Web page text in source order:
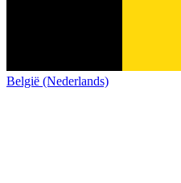
België (Nederlands)